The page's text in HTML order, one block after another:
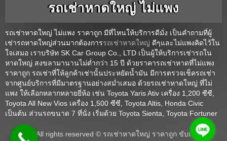
รถเช่าหาดใหญ่ ไม่แพง
รถเช่าหาดใหญ่ ไม่แพง ราคาถูก มีที่ไหนให้บริการดีมั่ง เป็นคำถามที่ผู้
เช่ารถหาดใหญ่ส่วนมากต้องการรถเช่าหาดใหญ่ ดีๆและไม่แพงคิดไว้ใน
ใจเสมอ เราบริษัท SK Car Group Co., LTD เป็นผู้ให้บริการเช่ารถใน
หาดใหญ่ สงขลามานานไม่ต่ำกว่า 15 ปี ด้วยราคารถเช่าหาดที่ไม่แพง
ราคาถูก รถเช่าที่ให้ลูกค้าเช่านั้นประหยัดน้ำมัน มีการตรวจเช็ครถเช่า
จากศูนย์บริการที่มีมาตรฐานอย่างสม่ำเสมอ ด้วยรถเช่าหาดใหญ่ ที่ไม่
แพง ให้เลือกหลากหลายยี่ห้อ เช่น Toyota Yaris Ativ เครื่อง 1,200 ซีซี,
Toyota All New Vios เครื่อง 1,500 ซีซี, Toyota Altis, Honda Civic
เป็นต้น ส่วนรถขนาด 7 ที่นั่ง เริ่มด้วย Toyota Sienta, Toyota Fortuner
All rights reserved © รถเช่าหาดใหญ่ ราคาถูก ขับเอง